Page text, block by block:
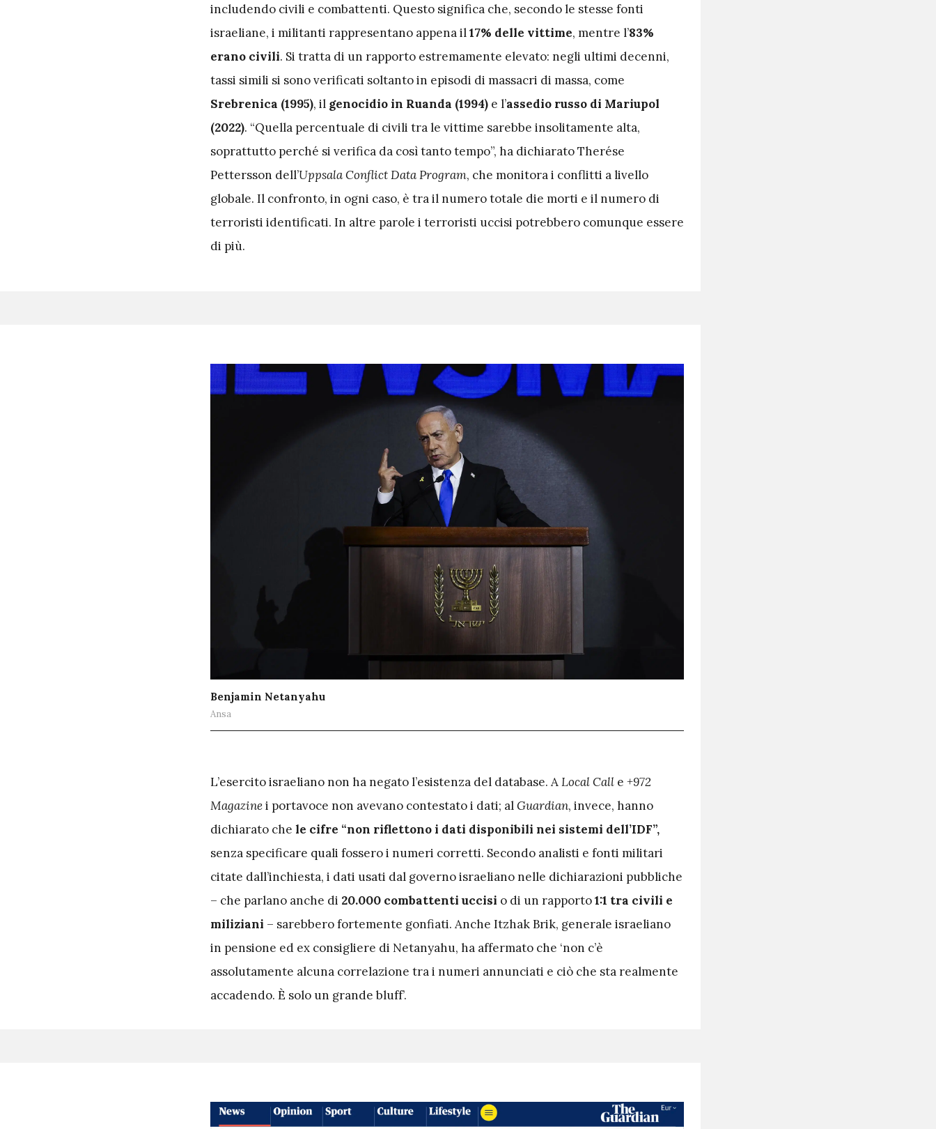
includendo civili e combattenti. Questo significa che, secondo le stesse fonti
israeliane, i militanti rappresentano appena il17% delle vittime, mentre l’83%
erano civili. Si tratta di un rapporto estremamente elevato: negli ultimi decenni,
tassi simili si sono verificati soltanto in episodi di massacri di massa, come
Srebrenica (1995), il genocidio in Ruanda (1994) e l’assedio russo di Mariupol
(2022). “Quella percentuale di civili tra le vittime sarebbe insolitamente alta,
soprattutto perché si verifica da così tanto tempo”, ha dichiarato Therése
Pettersson dell’Uppsala Conflict Data Program, che monitora i conflitti a livello
globale. Il confronto, in ogni caso, è tra il numero totale die morti e il numero di
terroristi identificati. In altre parole i terroristi uccisi potrebbero comunque essere
di più.
Benjamin Netanyahu
Ansa
L’esercito israeliano non ha negato l’esistenza del database. ALocal Call e +972
Magazinei portavoce non avevano contestato i dati; alGuardian, invece, hanno
dichiarato che le cifre “non riflettono i dati disponibili nei sistemi dell’IDF”,
senza specificare quali fossero i numeri corretti. Secondo analisti e fonti militari
citate dall’inchiesta, i dati usati dal governo israeliano nelle dichiarazioni pubbliche
– che parlano anche di 20.000 combattenti uccisi o di un rapporto1:1 tra civili e
miliziani – sarebbero fortemente gonfiati. Anche Itzhak Brik, generale israeliano
in pensione ed ex consigliere di Netanyahu, ha affermato che ‘non c’è
assolutamente alcuna correlazione tra i numeri annunciati e ciò che sta realmente
accadendo. È solo un grande bluff’.